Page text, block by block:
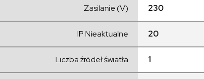
Zasilanie (V) 230
IP Nieaktualne 20
Liczba źródeł światła 1